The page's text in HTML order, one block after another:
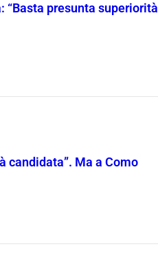
“Basta presunta superiorità
candidata”. Ma a Como